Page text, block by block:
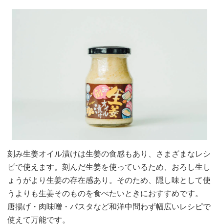
刻み生姜オイル漬けは生姜の食感もあり、さまざまなレシ
ピで使えます。刻んだ生姜を使っているため、おろし生し
ょうがより生姜の存在感あり。そのため、隠し味として使
うよりも生姜そのものを食べたいときにおすすめです。
唐揚げ・肉味噌・パスタなど和洋中問わず幅広いレシピで
使えて万能です。